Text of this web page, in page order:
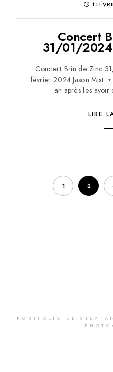
1
Concert
31/01/2024
Concert Brin de Zinc
février 2024 Jason Mist
an après les avoir
LIRE
1 2
PORTFOLIO DE